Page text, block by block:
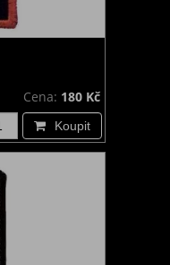
Cena: 180 Kč
Koupit